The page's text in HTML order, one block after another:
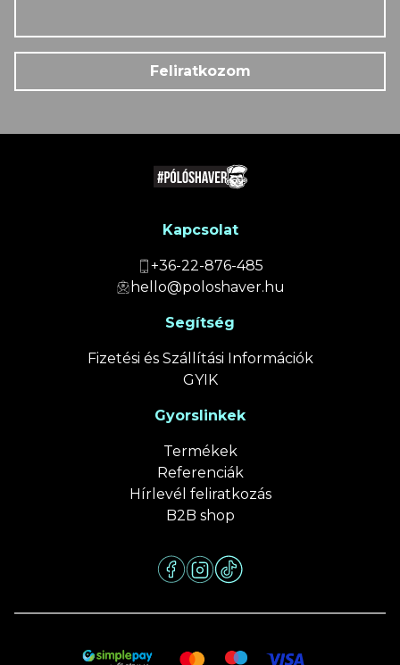
Feliratkozom
Kapcsolat
+36-22-876-485
hello@poloshaver.hu
Segítség
Fizetési és Szállítási Információk
GYIK
Gyorslinkek
Termékek
Referenciák
Hírlevél feliratkozás
B2B shop